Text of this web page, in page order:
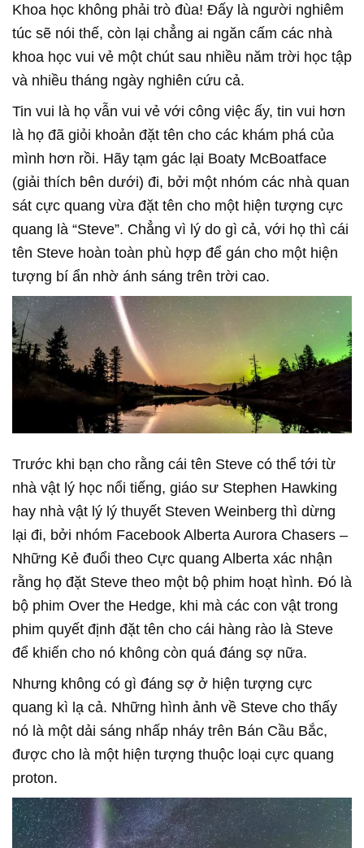
Khoa học không phải trò đùa! Đấy là người nghiêm
túc sẽ nói thế, còn lại chẳng ai ngăn cấm các nhà
khoa học vui vẻ một chút sau nhiều năm trời học tập
và nhiều tháng ngày nghiên cứu cả.
Tin vui là họ vẫn vui vẻ với công việc ấy, tin vui hơn
là họ đã giỏi khoản đặt tên cho các khám phá của
mình hơn rồi. Hãy tạm gác lại Boaty McBoatface
(giải thích bên dưới) đi, bởi một nhóm các nhà quan
sát cực quang vừa đặt tên cho một hiện tượng cực
quang là “Steve”. Chẳng vì lý do gì cả, với họ thì cái
tên Steve hoàn toàn phù hợp để gán cho một hiện
tượng bí ẩn nhờ ánh sáng trên trời cao.
Trước khi bạn cho rằng cái tên Steve có thể tới từ
nhà vật lý học nổi tiếng, giáo sư Stephen Hawking
hay nhà vật lý lý thuyết Steven Weinberg thì dừng
lại đi, bởi nhóm Facebook Alberta Aurora Chasers –
Những Kẻ đuổi theo Cực quang Alberta xác nhận
rằng họ đặt Steve theo một bộ phim hoạt hình. Đó là
bộ phim Over the Hedge, khi mà các con vật trong
phim quyết định đặt tên cho cái hàng rào là Steve
để khiến cho nó không còn quá đáng sợ nữa.
Nhưng không có gì đáng sợ ở hiện tượng cực
quang kì lạ cả. Những hình ảnh về Steve cho thấy
nó là một dải sáng nhấp nháy trên Bán Cầu Bắc,
được cho là một hiện tượng thuộc loại cực quang
proton.